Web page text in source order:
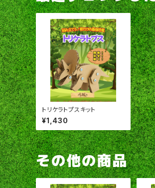
トリケラトプスキット
¥1,430
その他の商品